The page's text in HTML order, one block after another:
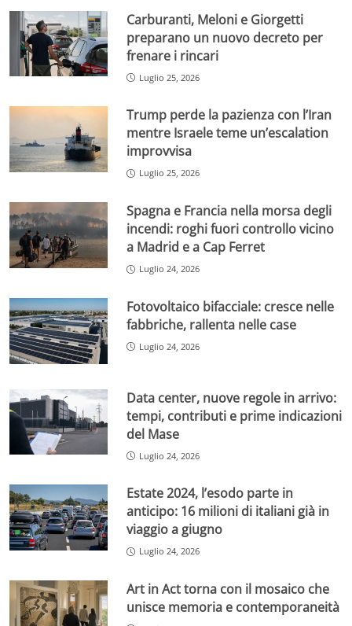
Carburanti, Meloni e Giorgetti
preparano un nuovo decreto per
frenare i rincari
Luglio 25, 2026
Trump perde la pazienza con l’Iran
mentre Israele teme un’escalation
improvvisa
Luglio 25, 2026
Spagna e Francia nella morsa degli
incendi: roghi fuori controllo vicino
a Madrid e a Cap Ferret
Luglio 24, 2026
Fotovoltaico bifacciale: cresce nelle
fabbriche, rallenta nelle case
Luglio 24, 2026
Data center, nuove regole in arrivo:
tempi, contributi e prime indicazioni
del Mase
Luglio 24, 2026
Estate 2024, l’esodo parte in
anticipo: 16 milioni di italiani già in
viaggio a giugno
Luglio 24, 2026
Art in Act torna con il mosaico che
unisce memoria e contemporaneità